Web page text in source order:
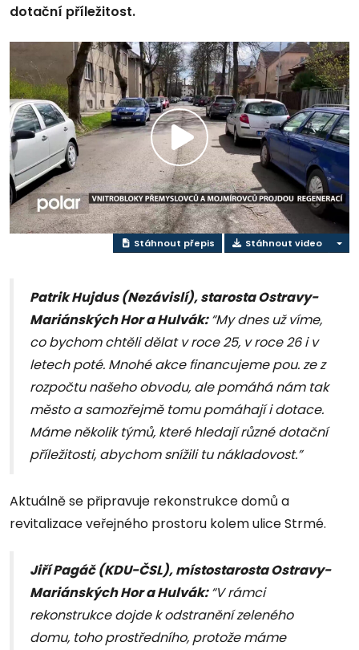
dotační příležitost.
Přehrát
video
Stáhnout přepis Stáhnout video
Patrik Hujdus (Nezávislí), starosta Ostravy-
Mariánských Hor a Hulvák:“My dnes už víme,
co bychom chtěli dělat v roce 25, v roce 26 i v
letech poté. Mnohé akce financujeme pou. ze z
rozpočtu našeho obvodu, ale pomáhá nám tak
město a samozřejmě tomu pomáhají i dotace.
Máme několik týmů, které hledají různé dotační
příležitosti, abychom snížili tu nákladovost.”
Aktuálně se připravuje rekonstrukce domů a
revitalizace veřejného prostoru kolem ulice Strmé.
Jiří Pagáč (KDU-ČSL), místostarosta Ostravy-
Mariánských Hor a Hulvák:“V rámci
rekonstrukce dojde k odstranění zeleného
domu, toho prostředního, protože máme